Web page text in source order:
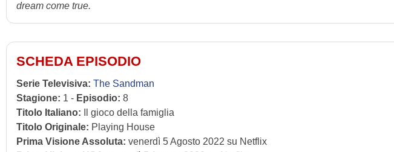
dream come true.
SCHEDA EPISODIO
Serie Televisiva: The Sandman
Stagione: 1 - Episodio: 8
Titolo Italiano: Il gioco della famiglia
Titolo Originale: Playing House
Prima Visione Assoluta: venerdì 5 Agosto 2022 su Netflix